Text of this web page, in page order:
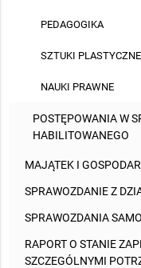
PEDAGOGIKA
SZTUKI
NAUKI PRAWNE
POSTĘPOWANIA W
HABILITOWANEGO
MAJĄTEK I
SPRAWOZDANIE Z
SPRAWOZDANIA
RAPORT O STANIE
SZCZEGÓLNYMI